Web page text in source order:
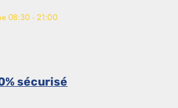
08:30 - 21:00
sécurisé